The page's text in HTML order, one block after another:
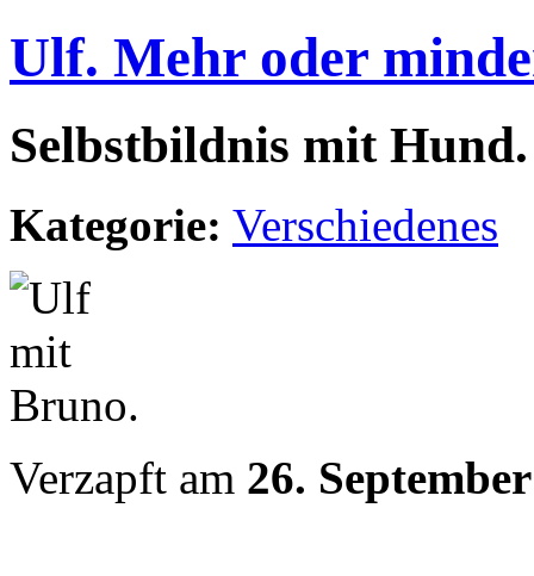
Ulf. Mehr oder
Selbstbildnis mit Hund.
Kategorie: Verschiedenes
Verzapft am 26.